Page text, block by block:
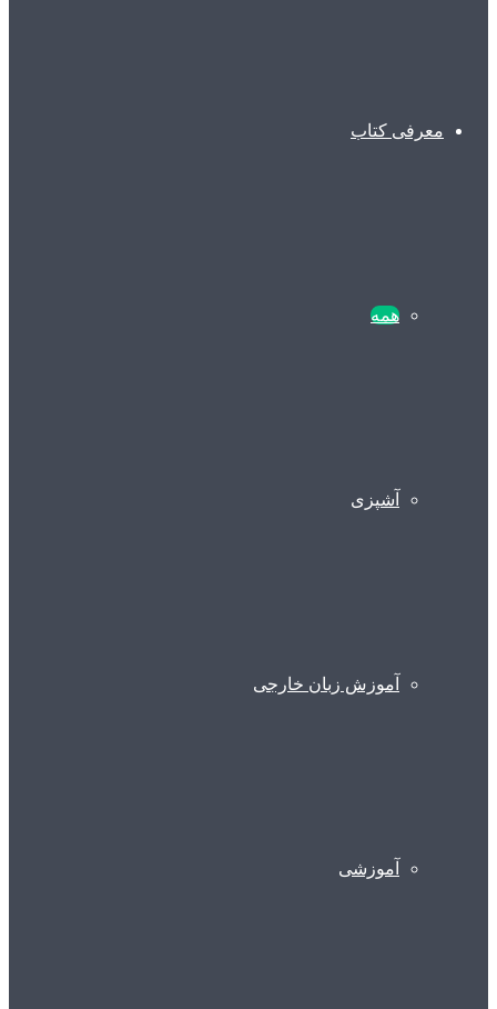
معرفی کتاب
همه
آشپزی
آموزش زبان خارجی
آموزشی